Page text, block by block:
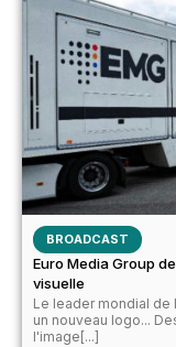
BROADCAST
Euro Media Group
visuelle
Le leader mondial de
un nouveau logo...
l'image[...]